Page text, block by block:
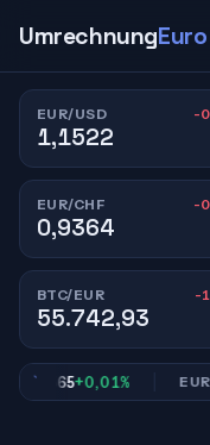
UmrechnungEuro
EUR/USD -
1,1522
EUR/CHF -
0,9364
BTC/EUR -
55.742,93
0,8565 +0,01% EUR/